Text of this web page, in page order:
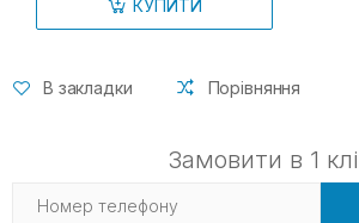
КУПИТИ
В закладки Порівняння
Замовити в 1